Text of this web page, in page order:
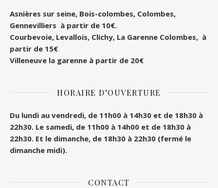
Asnières sur seine, Bois-colombes, Colombes,
Gennevilliers à partir de 10€.
Courbevoie, Levallois, Clichy, La Garenne Colombes, à
partir de 15€
Villeneuve la garenne à partir de 20€
HORAIRE D’OUVERTURE
Du lundi au vendredi, de 11h00 à 14h30 et de 18h30 à
22h30. Le samedi, de 11h00 à 14h00 et de 18h30 à
22h30. Et le dimanche, de 18h30 à 22h30 (fermé le
dimanche midi).
CONTACT